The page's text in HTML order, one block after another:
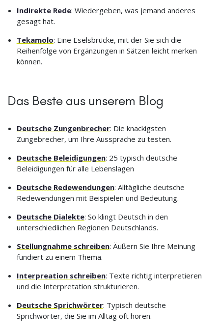
Indirekte Rede: Wiedergeben, was jemand anderes
gesagt hat.
Tekamolo: Eine Eselsbrücke, mit der Sie sich die
Reihenfolge von Ergänzungen in Sätzen leicht merken
können.
Das Beste aus unserem Blog
Deutsche Zungenbrecher: Die knackigsten
Zungebrecher, um Ihre Aussprache zu testen.
Deutsche Beleidigungen: 25 typisch deutsche
Beleidigungen für alle Lebenslagen
Deutsche Redewendungen: Alltägliche deutsche
Redewendungen mit Beispielen und Bedeutung.
Deutsche Dialekte: So klingt Deutsch in den
unterschiedlichen Regionen Deutschlands.
Stellungnahme schreiben: Äußern Sie Ihre Meinung
fundiert zu einem Thema.
Interpreation schreiben: Texte richtig interpretieren
und die Interpretation strukturieren.
Deutsche Sprichwörter: Typisch deutsche
Sprichwörter, die Sie im Alltag oft hören.